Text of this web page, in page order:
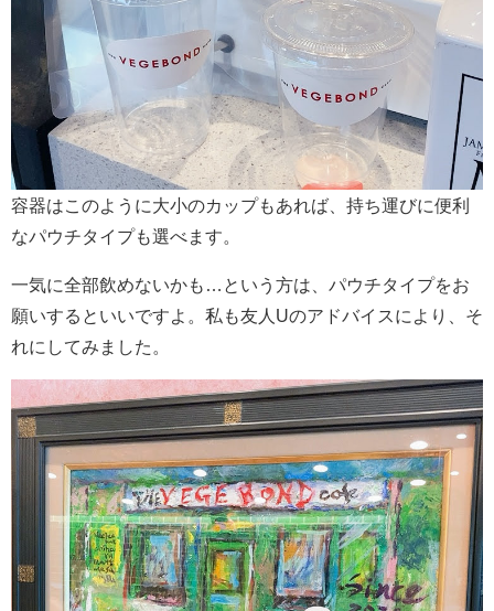
容器はこのように大小のカップもあれば、持ち運びに便利
なパウチタイプも選べます。
一気に全部飲めないかも…という方は、パウチタイプをお
願いするといいですよ。私も友人Uのアドバイスにより、そ
れにしてみました。